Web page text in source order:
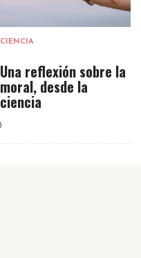
CIENCIA
Una reflexión sobre la
moral, desde la
ciencia